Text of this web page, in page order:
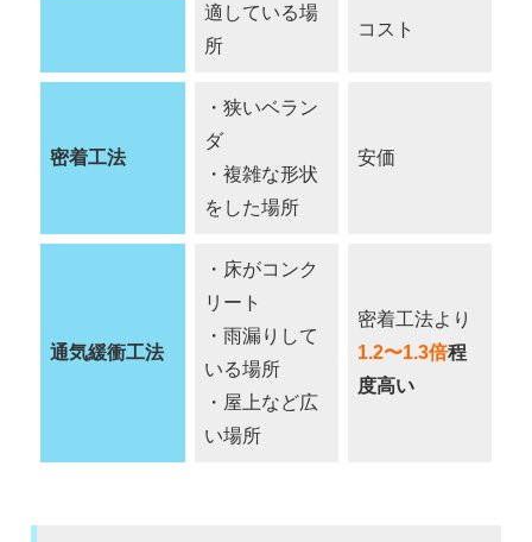
適している場
所
コスト
密着工法
・狭いベラン
ダ
・複雑な形状
をした場所
安価
通気緩衝工法
・床がコンク
リート
・雨漏りして
いる場所
・屋上など広
い場所
密着工法より
1.2〜1.3倍程
度高い